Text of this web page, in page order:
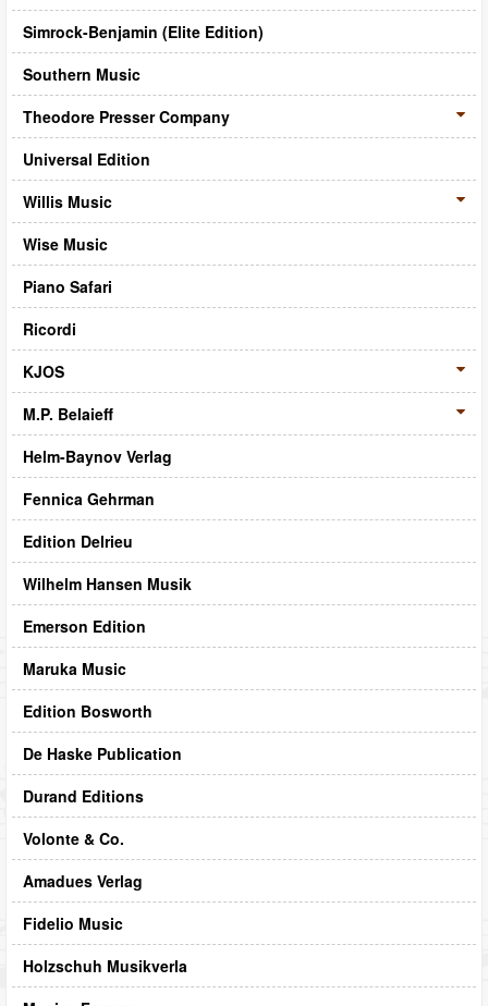
Simrock-Benjamin (Elite Edition)
Southern Music
Theodore Presser Company
Universal Edition
Willis Music
Wise Music
Piano Safari
Ricordi
KJOS
M.P. Belaieff
Helm-Baynov Verlag
Fennica Gehrman
Edition Delrieu
Wilhelm Hansen Musik
Emerson Edition
Maruka Music
Edition Bosworth
De Haske Publication
Durand Editions
Volonte & Co.
Amadues Verlag
Fidelio Music
Holzschuh Musikverla